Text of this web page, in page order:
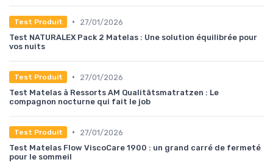
Test Produit •
27/01/2026
Test NATURALEX Pack 2 Matelas : Une solution équilibrée pour
vos nuits
Test Produit •
27/01/2026
Test Matelas à Ressorts AM Qualitätsmatratzen : Le
compagnon nocturne qui fait le job
Test Produit •
27/01/2026
Test Matelas Flow ViscoCare 1900 : un grand carré de fermeté
pour le sommeil